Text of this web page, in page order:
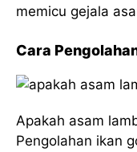
memicu gejala
Cara
Apakah asam
Pengolahan ikan